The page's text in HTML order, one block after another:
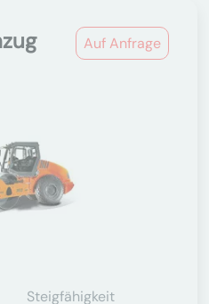
Auf Anfrage
Steigfähigkeit